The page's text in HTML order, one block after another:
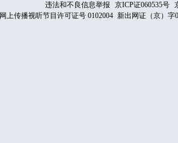
违法和不良信息举报
京ICP证060535号
网上传播视听节目许可证号 0102004 新出网证（京）